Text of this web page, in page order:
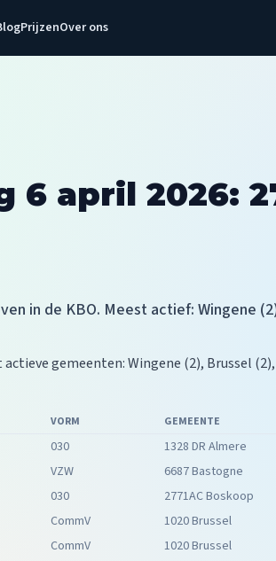
PrijzenOver ons
6 april 2026:
in de KBO. Meest actief: Wingene
actieve gemeenten: Wingene (2), Brussel
VORM GEMEENTE
030 1328 DR Almere
VZW 6687 Bastogne
030 2771AC Boskoop
CommV 1020 Brussel
CommV 1020 Brussel